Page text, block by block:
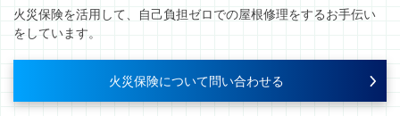
火災保険を活用して、自己負担ゼロでの屋根修理をするお手伝い
をしています。
火災保険について問い合わせる